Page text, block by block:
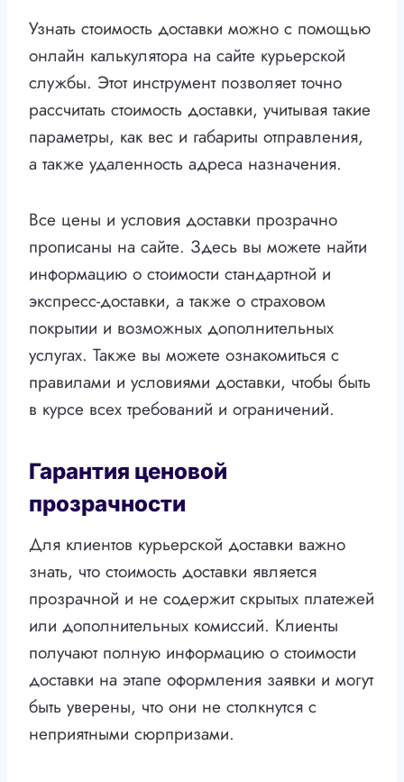
Узнать стоимость доставки можно с помощью
онлайн калькулятора на сайте курьерской
службы. Этот инструмент позволяет точно
рассчитать стоимость доставки, учитывая такие
параметры, как вес и габариты отправления,
а также удаленность адреса назначения.
Все цены и условия доставки прозрачно
прописаны на сайте. Здесь вы можете найти
информацию о стоимости стандартной и
экспресс-доставки, а также о страховом
покрытии и возможных дополнительных
услугах. Также вы можете ознакомиться с
правилами и условиями доставки, чтобы быть
в курсе всех требований и ограничений.
Гарантия ценовой
прозрачности
Для клиентов курьерской доставки важно
знать, что стоимость доставки является
прозрачной и не содержит скрытых платежей
или дополнительных комиссий. Клиенты
получают полную информацию о стоимости
доставки на этапе оформления заявки и могут
быть уверены, что они не столкнутся с
неприятными сюрпризами.